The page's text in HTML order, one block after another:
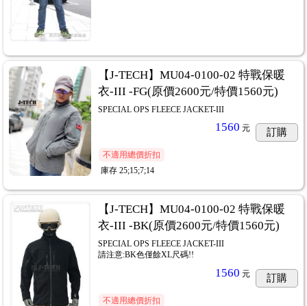
【J-TECH】MU04-0100-02 特戰保暖
衣-III -FG(原價2600元/特價1560元)
SPECIAL OPS FLEECE JACKET-III
1560 元 訂購
不適用總價折扣
庫存 25;15;7;14
【J-TECH】MU04-0100-02 特戰保暖
衣-III -BK(原價2600元/特價1560元)
SPECIAL OPS FLEECE JACKET-III
請注意:BK色僅餘XL尺碼!!
1560 元 訂購
不適用總價折扣